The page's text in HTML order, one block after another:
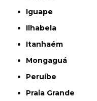
Iguape
Ilhabela
Itanhaém
Mongaguá
Peruíbe
Praia Grande